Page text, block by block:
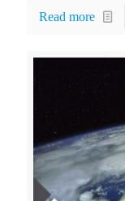
Read more